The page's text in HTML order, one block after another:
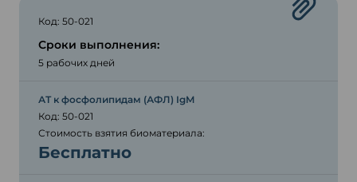
Код: 50-021
Сроки выполнения:
5 рабочих дней
АТ к фосфолипидам (АФЛ) IgM
Код: 50-021
Стоимость взятия биоматериала:
Бесплатно